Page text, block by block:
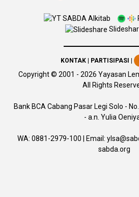
SABDA Alkitab
KONTAK| PARTISIPASI
Copyright© 2001 - 2026 Yayasan
All Rights
Bank BCA Cabang Pasar Legi Solo -
- a.n. Yulia
WA: 0881-2979-100 | Email:
sabda.org